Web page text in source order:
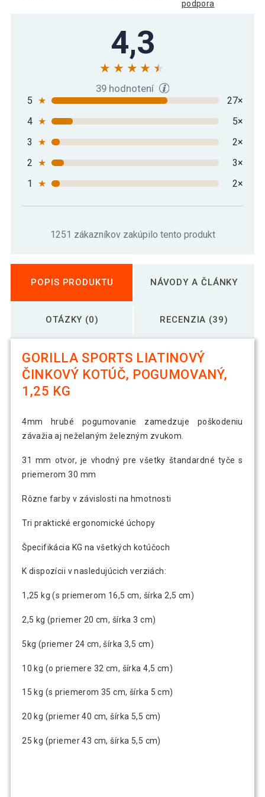
dosiek, 4 x 2,5 kg + 4 x 5 kg
podpora
4,3
39 hodnotení
5 ★
27×
4 ★
5×
3
★
2×
2 ★
3×
1
★ 2×
1251 zákazníkov zakúpilo tento produkt
POPIS PRODUKTU NÁVODY A ČLÁNKY
OTÁZKY (0) RECENZIA (39)
GORILLA SPORTS LIATINOVÝ
ČINKOVÝ KOTÚČ, POGUMOVANÝ,
1,25 KG
4mm hrubé pogumovanie zamedzuje poškodeniu
závažia aj neželaným železným zvukom.
31 mm otvor, je vhodný pre všetky štandardné tyče s
priemerom 30 mm
Rôzne farby v závislosti na hmotnosti
Tri praktické ergonomické úchopy
Špecifikácia KG na všetkých kotúčoch
K dispozícii v nasledujúcich verziách:
1,25 kg (s priemerom 16,5 cm, šírka 2,5 cm)
2,5 kg (priemer 20 cm, šírka 3 cm)
5kg (priemer 24 cm, šírka 3,5 cm)
10 kg (o priemere 32 cm, šírka 4,5 cm)
15 kg (s priemerom 35 cm, šírka 5 cm)
20 kg (priemer 40 cm, šírka 5,5 cm)
25 kg (priemer 43 cm, šírka 5,5 cm)